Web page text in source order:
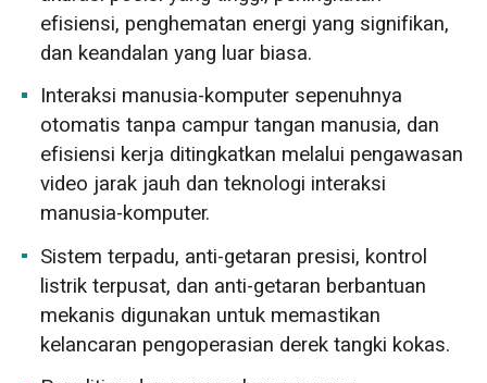
efisiensi, penghematan energi yang signifikan,
dan keandalan yang luar biasa.
Interaksi manusia-komputer sepenuhnya
otomatis tanpa campur tangan manusia, dan
efisiensi kerja ditingkatkan melalui pengawasan
video jarak jauh dan teknologi interaksi
manusia-komputer.
Sistem terpadu, anti-getaran presisi, kontrol
listrik terpusat, dan anti-getaran berbantuan
mekanis digunakan untuk memastikan
kelancaran pengoperasian derek tangki kokas.